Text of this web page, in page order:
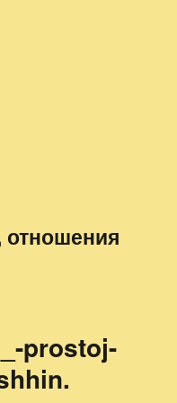
отношения
prostoj-